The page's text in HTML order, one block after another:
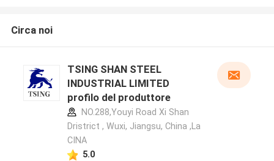
Circa noi
TSING SHAN STEEL
INDUSTRIAL LIMITED
profilo del produttore
NO.288,Youyi Road Xi Shan
Dristrict , Wuxi, Jiangsu, China ,La
CINA
5.0